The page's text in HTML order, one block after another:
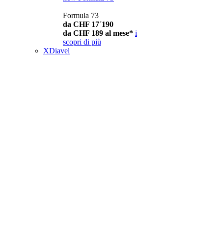
Formula 73
da CHF 17´190
da CHF 189 al mese* i
scopri di più
XDiavel